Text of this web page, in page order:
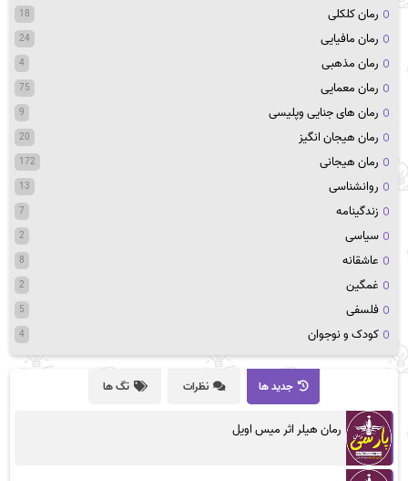
رمان کلکلی 18
رمان مافیایی 24
رمان مذهبی 4
رمان معمایی 75
رمان های جنایی وپلیسی 9
رمان هیجان انگیز 20
رمان هیجانی 172
روانشناسی 13
زندگینامه 7
سیاسی 2
عاشقانه 8
غمگین 2
فلسفی 5
کودک و نوجوان 4
جدید ها نظرات تگ ها
رمان هیلر اثر میس اویل